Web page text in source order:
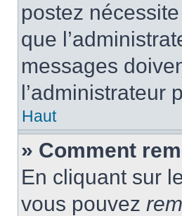
postez
que
messages
l’administrateur
Haut
» Comment
En cliquant sur
vous pouvez